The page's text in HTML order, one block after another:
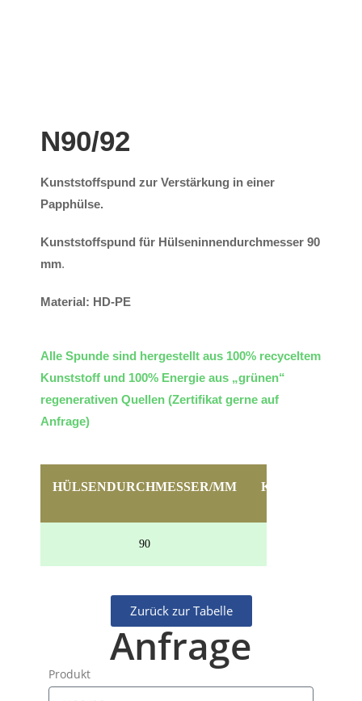
N90/92
Kunststoffspund zur Verstärkung in einer
Papphülse.
Kunststoffspund für Hülseninnendurchmesser 90
mm.
Material: HD-PE
Alle Spunde sind hergestellt aus 100% recyceltem
Kunststoff und 100% Energie aus „grünen“
regenerativen Quellen (Zertifikat gerne auf
Anfrage)
HÜLSENDURCHMESSER/MM
90
Zurück zur Tabelle
Anfrage
Produkt